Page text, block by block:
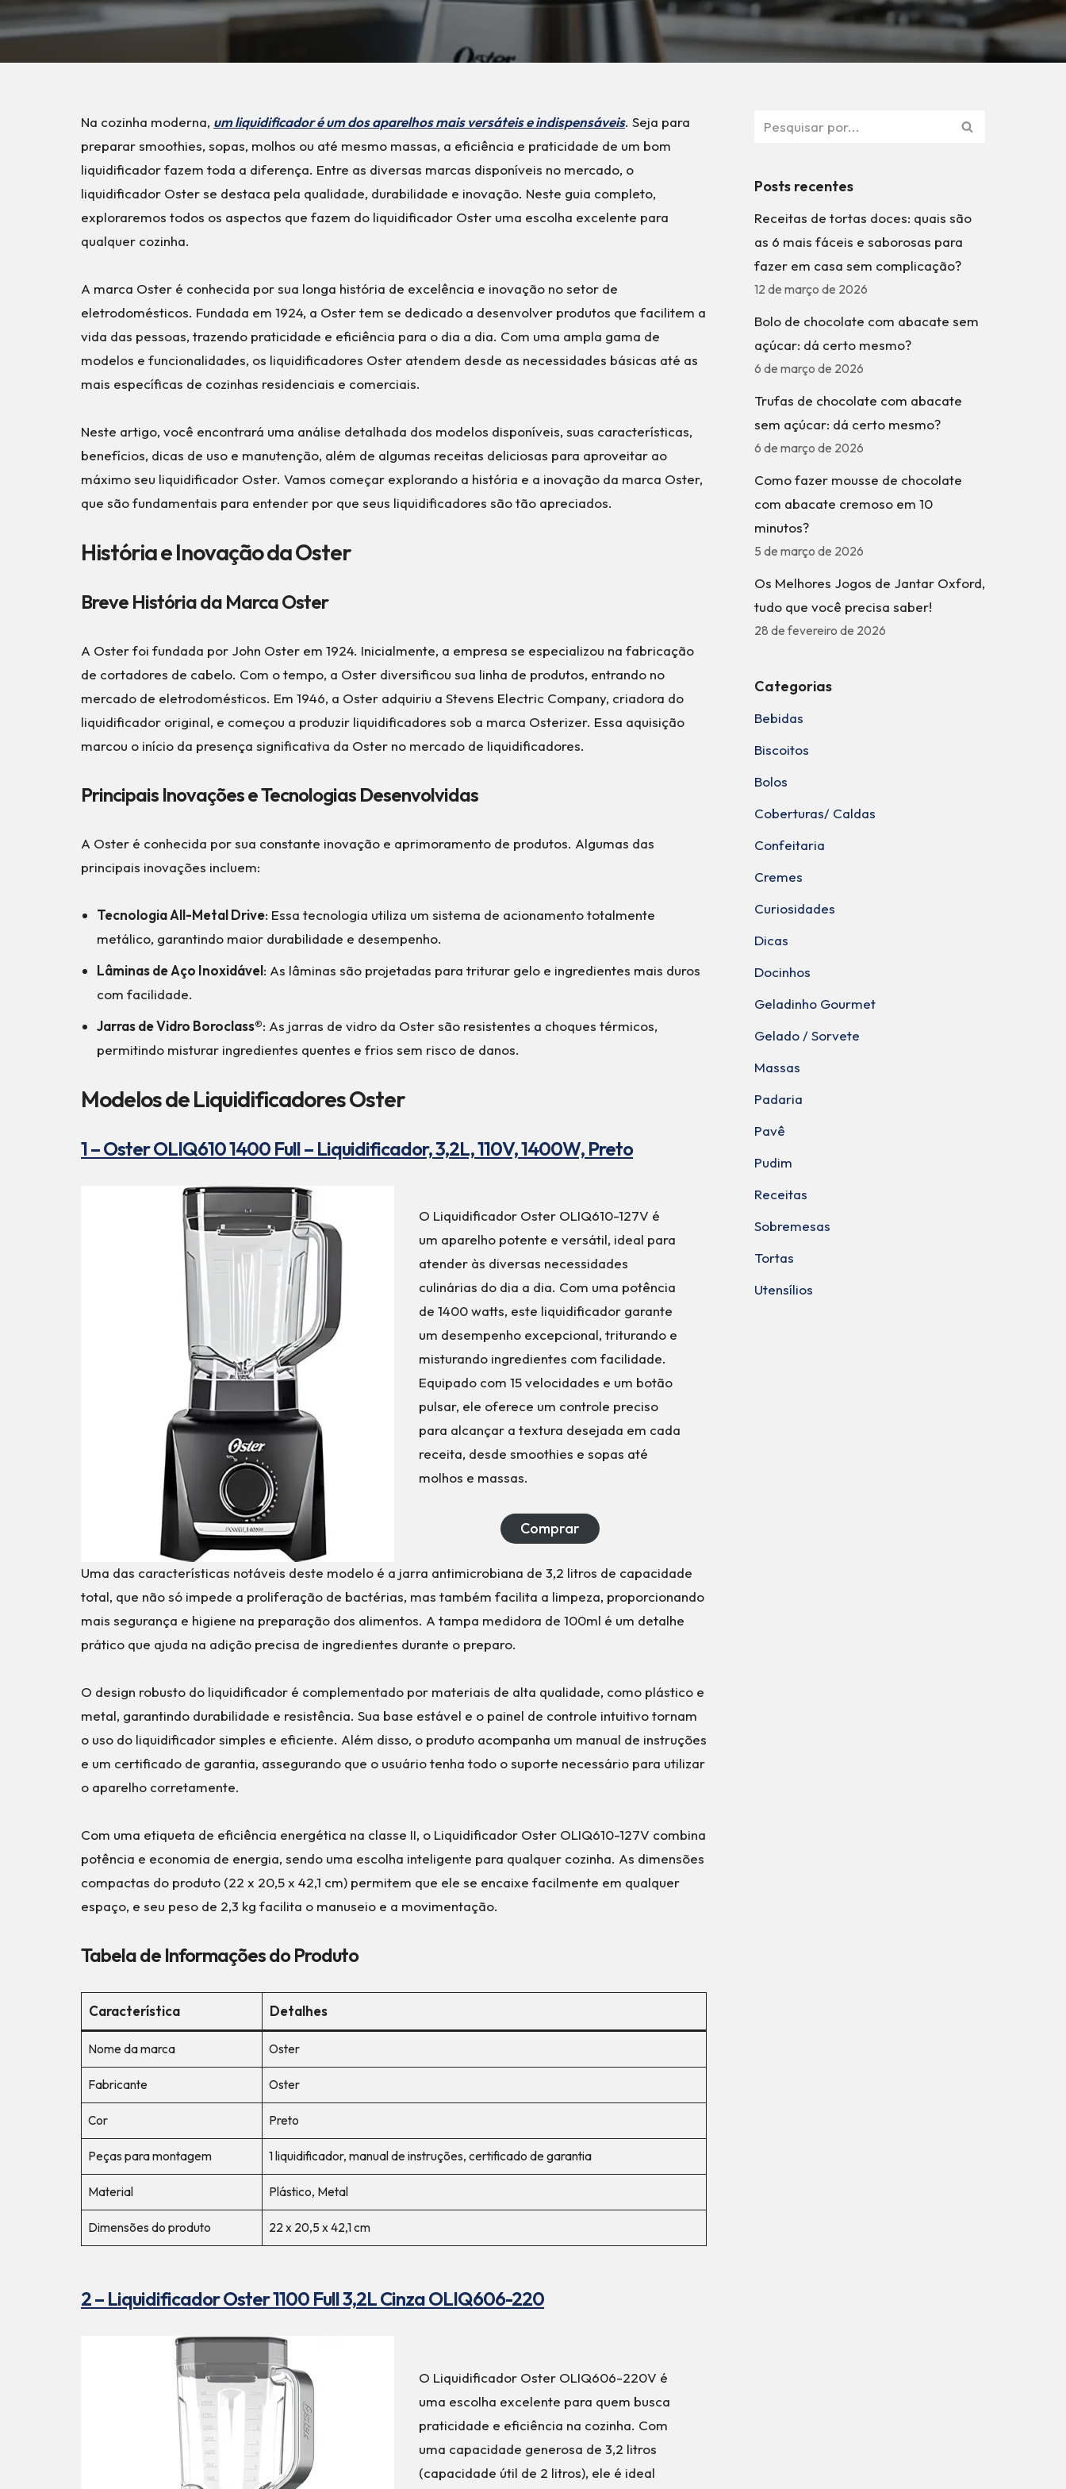
Na cozinha moderna, um liquidificador é um dos aparelhos mais versáteis e indispensáveis. Seja para
preparar smoothies, sopas, molhos ou até mesmo massas, a eficiência e praticidade de um bom
liquidificador fazem toda a diferença. Entre as diversas marcas disponíveis no mercado, o
liquidificador Oster se destaca pela qualidade, durabilidade e inovação. Neste guia completo,
exploraremos todos os aspectos que fazem do liquidificador Oster uma escolha excelente para
qualquer cozinha.
A marca Oster é conhecida por sua longa história de excelência e inovação no setor de
eletrodomésticos. Fundada em 1924, a Oster tem se dedicado a desenvolver produtos que facilitem a
vida das pessoas, trazendo praticidade e eficiência para o dia a dia. Com uma ampla gama de
modelos e funcionalidades, os liquidificadores Oster atendem desde as necessidades básicas até as
mais específicas de cozinhas residenciais e comerciais.
Neste artigo, você encontrará uma análise detalhada dos modelos disponíveis, suas características,
benefícios, dicas de uso e manutenção, além de algumas receitas deliciosas para aproveitar ao
máximo seu liquidificador Oster. Vamos começar explorando a história e a inovação da marca Oster,
que são fundamentais para entender por que seus liquidificadores são tão apreciados.
História e Inovação da Oster
Breve História da Marca Oster
A Oster foi fundada por John Oster em 1924. Inicialmente, a empresa se especializou na fabricação
de cortadores de cabelo. Com o tempo, a Oster diversificou sua linha de produtos, entrando no
mercado de eletrodomésticos. Em 1946, a Oster adquiriu a Stevens Electric Company, criadora do
liquidificador original, e começou a produzir liquidificadores sob a marca Osterizer. Essa aquisição
marcou o início da presença significativa da Oster no mercado de liquidificadores.
Principais Inovações e Tecnologias Desenvolvidas
A Oster é conhecida por sua constante inovação e aprimoramento de produtos. Algumas das
principais inovações incluem:
Tecnologia All-Metal Drive: Essa tecnologia utiliza um sistema de acionamento totalmente
metálico, garantindo maior durabilidade e desempenho.
Lâminas de Aço Inoxidável: As lâminas são projetadas para triturar gelo e ingredientes mais duros
com facilidade.
Jarras de Vidro Boroclass®: As jarras de vidro da Oster são resistentes a choques térmicos,
permitindo misturar ingredientes quentes e frios sem risco de danos.
Modelos de Liquidificadores Oster
1 – Oster OLIQ610 1400 Full – Liquidificador, 3,2L, 110V, 1400W, Preto
O Liquidificador Oster OLIQ610-127V é
um aparelho potente e versátil, ideal para
atender às diversas necessidades
culinárias do dia a dia. Com uma potência
de 1400 watts, este liquidificador garante
um desempenho excepcional, triturando e
misturando ingredientes com facilidade.
Equipado com 15 velocidades e um botão
pulsar, ele oferece um controle preciso
para alcançar a textura desejada em cada
receita, desde smoothies e sopas até
molhos e massas.
Comprar
Uma das características notáveis deste modelo é a jarra antimicrobiana de 3,2 litros de capacidade
total, que não só impede a proliferação de bactérias, mas também facilita a limpeza, proporcionando
mais segurança e higiene na preparação dos alimentos. A tampa medidora de 100ml é um detalhe
prático que ajuda na adição precisa de ingredientes durante o preparo.
O design robusto do liquidificador é complementado por materiais de alta qualidade, como plástico e
metal, garantindo durabilidade e resistência. Sua base estável e o painel de controle intuitivo tornam
o uso do liquidificador simples e eficiente. Além disso, o produto acompanha um manual de instruções
e um certificado de garantia, assegurando que o usuário tenha todo o suporte necessário para utilizar
o aparelho corretamente.
Com uma etiqueta de eficiência energética na classe II, o Liquidificador Oster OLIQ610-127V combina
potência e economia de energia, sendo uma escolha inteligente para qualquer cozinha. As dimensões
compactas do produto (22 x 20,5 x 42,1 cm) permitem que ele se encaixe facilmente em qualquer
espaço, e seu peso de 2,3 kg facilita o manuseio e a movimentação.
Tabela de Informações do Produto
Característica Detalhes
Nome da marca Oster
Fabricante Oster
Cor Preto
Peças para montagem 1 liquidificador, manual de instruções, certificado de garantia
Material Plástico, Metal
Dimensões do produto 22 x 20,5 x 42,1 cm
2 – Liquidificador Oster 1100 Full 3,2L Cinza OLIQ606-220
O Liquidificador Oster OLIQ606-220V é
uma escolha excelente para quem busca
praticidade e eficiência na cozinha. Com
uma capacidade generosa de 3,2 litros
(capacidade útil de 2 litros), ele é ideal
Posts recentes
Receitas de tortas doces: quais são
as 6 mais fáceis e saborosas para
fazer em casa sem complicação?
12 de março de 2026
Bolo de chocolate com abacate sem
açúcar: dá certo mesmo?
6 de março de 2026
Trufas de chocolate com abacate
sem açúcar: dá certo mesmo?
6 de março de 2026
Como fazer mousse de chocolate
com abacate cremoso em 10
minutos?
5 de março de 2026
Os Melhores Jogos de Jantar Oxford,
tudo que você precisa saber!
28 de fevereiro de 2026
Categorias
Bebidas
Biscoitos
Bolos
Coberturas/ Caldas
Confeitaria
Cremes
Curiosidades
Dicas
Docinhos
Geladinho Gourmet
Gelado / Sorvete
Massas
Padaria
Pavê
Pudim
Receitas
Sobremesas
Tortas
Utensílios